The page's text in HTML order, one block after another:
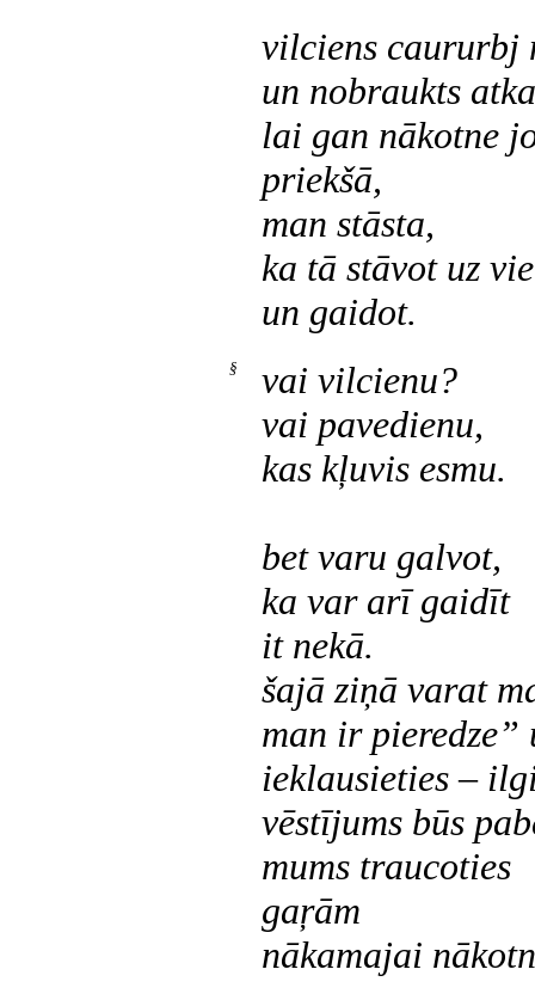
vilciens caururbj
un nobraukts
lai gan nākotne
priekšā,
man stāsta,
ka tā stāvot uz
un gaidot.
§
vai vilcienu?
vai pavedienu,
kas kļuvis esmu.
bet varu galvot,
ka var arī gaidīt
it nekā.
šajā ziņā varat
man ir
ieklausieties –
vēstījums būs
mums traucoties
gaŗām
nākamajai